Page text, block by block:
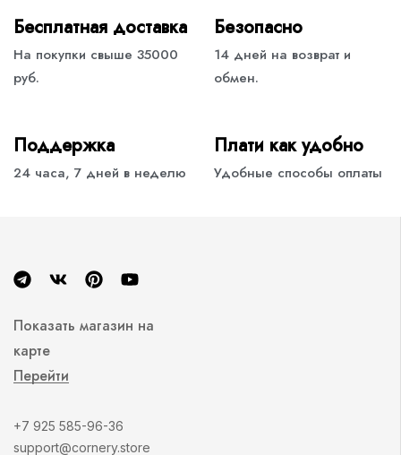
Бесплатная доставка
На покупки свыше 35000
руб.
Безопасно
14 дней на возврат и
обмен.
Поддержка
24 часа, 7 дней в неделю
Плати как удобно
Удобные способы оплаты
Показать магазин на
карте
Перейти
+7 925 585-96-36
support@cornery.store